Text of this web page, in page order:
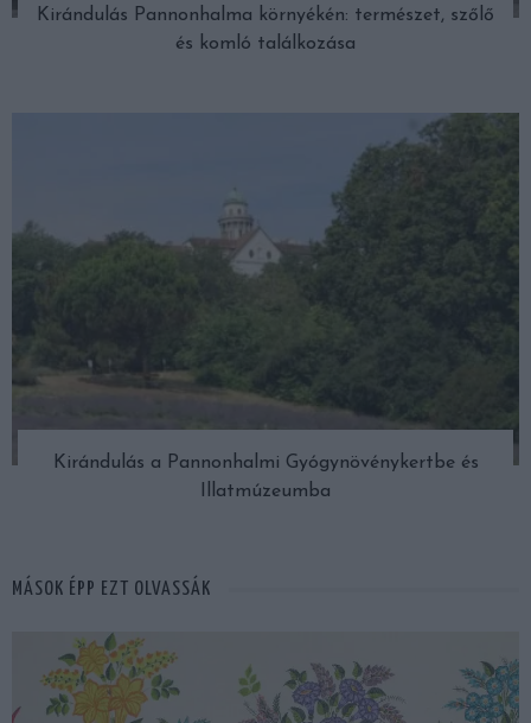
Kirándulás Pannonhalma környékén: természet, szőlő
és komló találkozása
Kirándulás a Pannonhalmi Gyógynövénykertbe és
Illatmúzeumba
MÁSOK ÉPP EZT OLVASSÁK